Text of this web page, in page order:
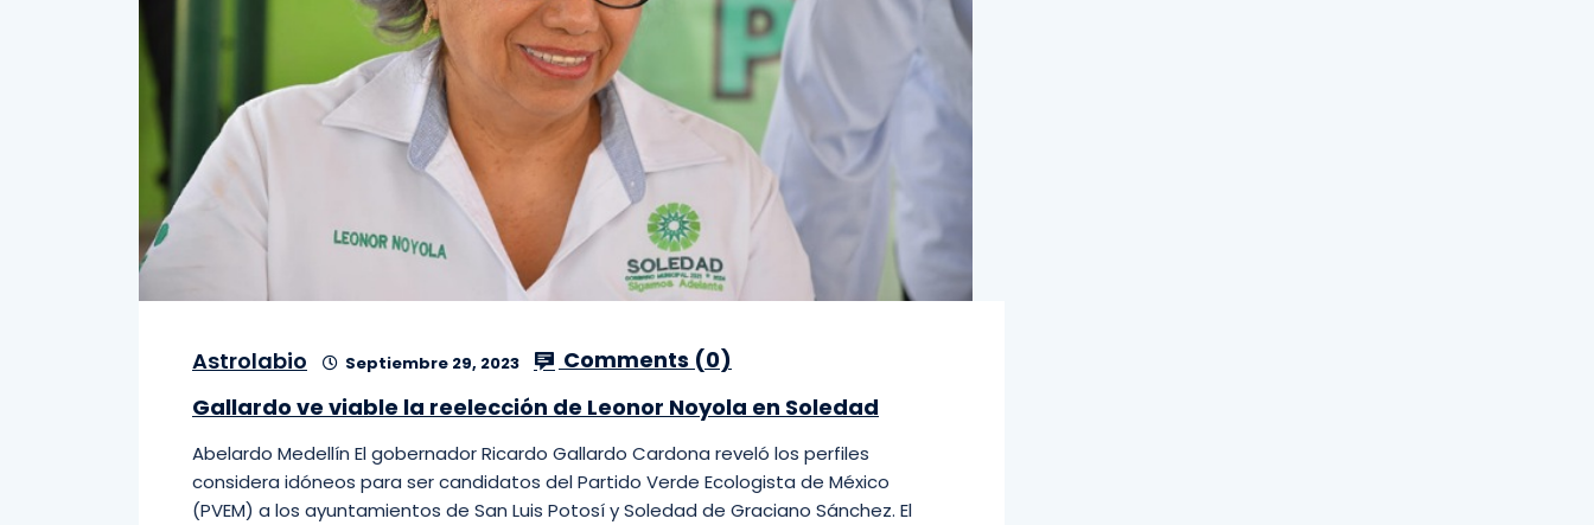
Astrolabio Septiembre 29, 2023 Comments (0)
Gallardo ve viable la reelección de Leonor Noyola en Soledad
Abelardo Medellín El gobernador Ricardo Gallardo Cardona reveló los perfiles
considera idóneos para ser candidatos del Partido Verde Ecologista de México
(PVEM) a los ayuntamientos de San Luis Potosí y Soledad de Graciano Sánchez. El